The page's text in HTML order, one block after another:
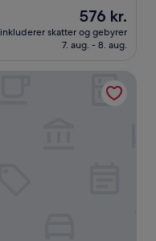
Prisen
er
576 kr.
576 kr.
inkluderer skatter og gebyrer
7. aug. - 8. aug.